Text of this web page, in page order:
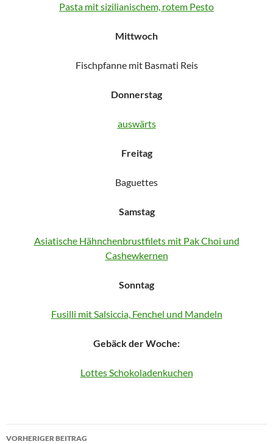
Pasta mit sizilianischem, rotem Pesto
Mittwoch
Fischpfanne mit Basmati Reis
Donnerstag
auswärts
Freitag
Baguettes
Samstag
Asiatische Hähnchenbrustfilets mit Pak Choi und
Cashewkernen
Sonntag
Fusilli mit Salsiccia, Fenchel und Mandeln
Gebäck der Woche:
Lottes Schokoladenkuchen
Beitragsnavigation
VORHERIGER BEITRAG